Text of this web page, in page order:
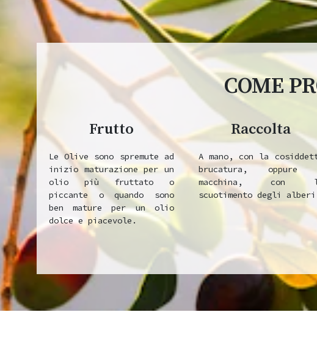
COME
Frutto
Le Olive sono spremute ad
inizio maturazione per un
olio più fruttato o
piccante o quando sono
ben mature per un olio
dolce e piacevole.
Raccolta
A mano, con la
brucatura, oppure
macchina, con
scuotimento degli alberi